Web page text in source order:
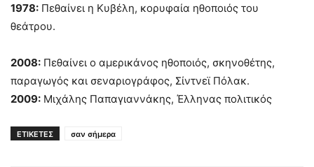
1978: Πεθαίνει η Κυβέλη, κορυφαία ηθοποιός του
θεάτρου.
2008: Πεθαίνει ο αμερικάνος ηθοποιός, σκηνοθέτης,
παραγωγός και σεναριογράφος, Σίντνεϊ Πόλακ.
2009: Μιχάλης Παπαγιαννάκης, Έλληνας πολιτικός
ΕΤΙΚΕΤΕΣ σαν σήμερα